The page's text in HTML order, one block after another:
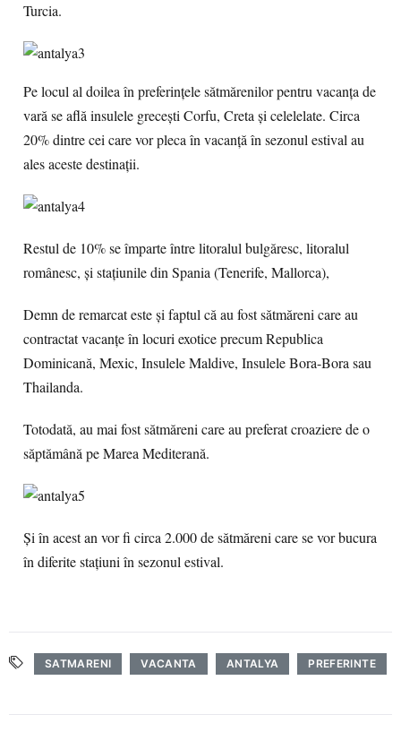
Turcia.
Pe locul al doilea în preferinţele sătmărenilor pentru vacanţa de
vară se află insulele greceşti Corfu, Creta şi celelelate. Circa
20% dintre cei care vor pleca în vacanţă în sezonul estival au
ales aceste destinaţii.
Restul de 10% se împarte între litoralul bulgăresc, litoralul
românesc, şi staţiunile din Spania (Tenerife, Mallorca),
Demn de remarcat este şi faptul că au fost sătmăreni care au
contractat vacanţe în locuri exotice precum Republica
Dominicană, Mexic, Insulele Maldive, Insulele Bora-Bora sau
Thailanda.
Totodată, au mai fost sătmăreni care au preferat croaziere de o
săptămână pe Marea Mediterană.
Şi în acest an vor fi circa 2.000 de sătmăreni care se vor bucura
în diferite staţiuni în sezonul estival.
SATMARENI VACANTA ANTALYA PREFERINTE